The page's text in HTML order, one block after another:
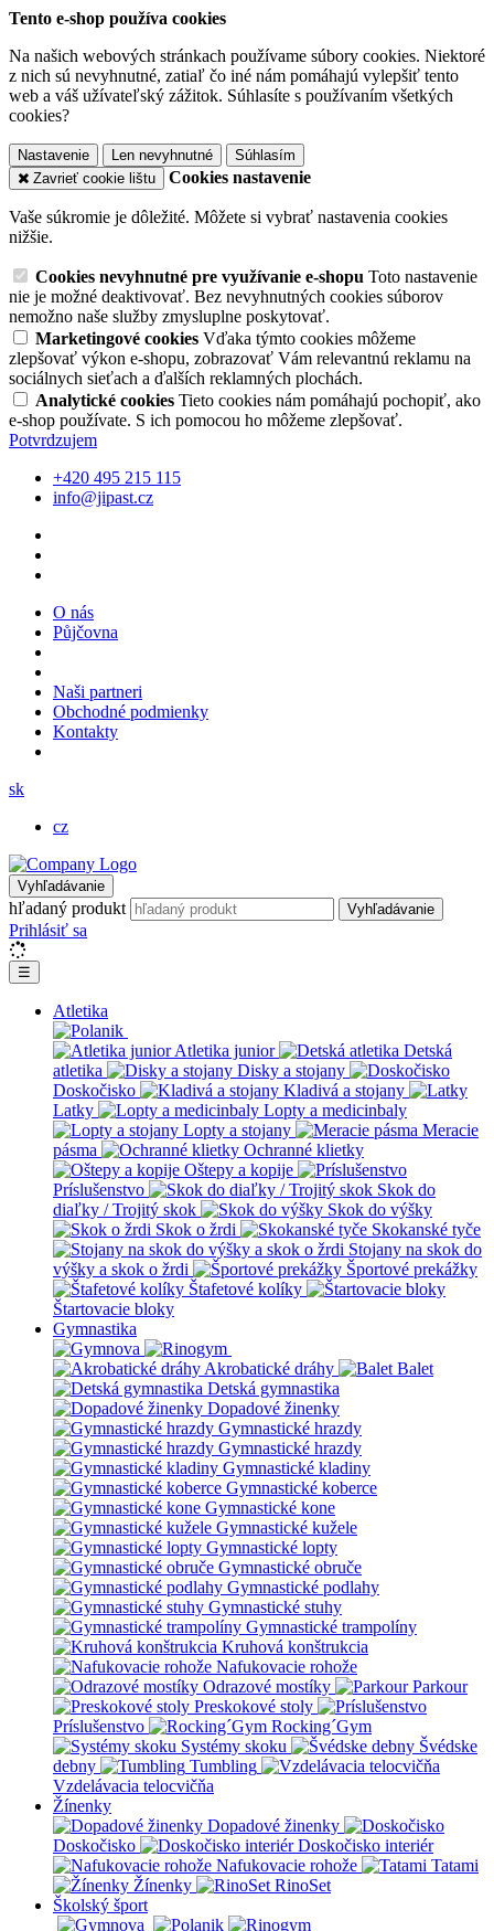
Tento e-shop používa cookies
Na našich webových stránkach používame súbory cookies. Niektoré
z nich sú nevyhnutné, zatiaľ čo iné nám pomáhajú vylepšiť tento
web a váš užívateľský zážitok. Súhlasíte s používaním všetkých
cookies?
Nastavenie Len nevyhnutné
Súhlasím
Zavrieť cookie lištu
Cookies nastavenie
Vaše súkromie je dôležité. Môžete si vybrať nastavenia cookies
nižšie.
Cookies nevyhnutné pre využívanie e-shopu Toto nastavenie
nie je možné deaktivovať. Bez nevyhnutných cookies súborov
nemožno naše služby zmysluplne poskytovať.
Marketingové cookies Vďaka týmto cookies môžeme
zlepšovať výkon e-shopu, zobrazovať Vám relevantnú reklamu na
sociálnych sieťach a ďalších reklamných plochách.
Analytické cookies Tieto cookies nám pomáhajú pochopiť, ako
e-shop používate. S ich pomocou ho môžeme zlepšovať.
Potvrdzujem
+420 495 215 115
info@jipast.cz
O nás
Půjčovna
Naši partneri
Obchodné podmienky
Kontakty
sk
cz
Vyhľadávanie
hľadaný produkt Vyhľadávanie
Prihlásiť sa
☰
Atletika
Atletika junior
Detská
atletika
Disky a stojany
Doskočisko
Kladivá a stojany
Latky
Lopty a medicinbaly
Lopty a stojany
Meracie
pásma
Ochranné klietky
Oštepy a kopije
Príslušenstvo
Skok do
diaľky / Trojitý skok
Skok do výšky
Skok o žrdi
Skokanské tyče
Stojany na skok do
výšky a skok o žrdi
Športové prekážky
Štafetové kolíky
Štartovacie bloky
Gymnastika
Akrobatické dráhy
Balet
Detská gymnastika
Dopadové žinenky
Gymnastické hrazdy
Gymnastické hrazdy
Gymnastické kladiny
Gymnastické koberce
Gymnastické kone
Gymnastické kužele
Gymnastické lopty
Gymnastické obruče
Gymnastické podlahy
Gymnastické stuhy
Gymnastické trampolíny
Kruhová konštrukcia
Nafukovacie rohože
Odrazové mostíky
Parkour
Preskokové stoly
Príslušenstvo
Rocking´Gym
Systémy skoku
Švédske
debny
Tumbling
Vzdelávacia telocvičňa
Žínenky
Dopadové žinenky
Doskočisko
Doskočisko interiér
Nafukovacie rohože
Tatami
Žínenky
RinoSet
Školský šport